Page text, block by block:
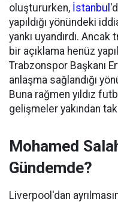
oluştururken, İstanbul
yapıldığı yönündeki
yankı uyandırdı.
bir açıklama henüz
Trabzonspor Başkanı
anlaşma sağlandığı
Buna rağmen yıldız
gelişmeler yakından
Mohamed
Gündemde?
Liverpool'dan